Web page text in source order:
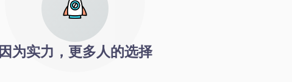
因为实力，更多人的选择